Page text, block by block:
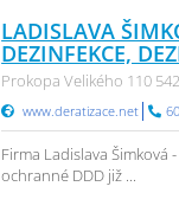
LADISLAVA
DEZINFEKCE,
Prokopa Velikého 110
www.deratizace.net
Firma Ladislava
ochranné DDD již ...